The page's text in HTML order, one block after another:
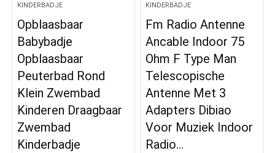
KINDERBADJE
Opblaasbaar
Babybadje
Opblaasbaar
Peuterbad Rond
Klein Zwembad
Kinderen Draagbaar
Zwembad
Kinderbadje
KINDERBADJE
Fm Radio Antenne
Ancable Indoor 75
Ohm F Type Man
Telescopische
Antenne Met 3
Adapters Dibiao
Voor Muziek Indoor
Radio…